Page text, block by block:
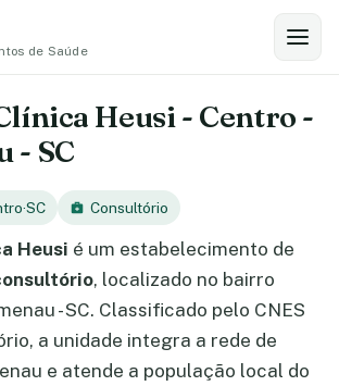
de Saúde
Heusi - Centro -
- SC
·SC Consultório
Heusi é um estabelecimento de
, localizado no bairro
- SC. Classificado pelo CNES
a unidade integra a rede de
e atende a população local do